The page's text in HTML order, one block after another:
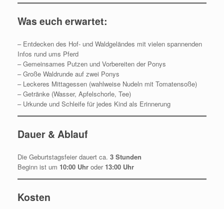
Was euch erwartet:
– Entdecken des Hof- und Waldgeländes mit vielen spannenden
Infos rund ums Pferd
– Gemeinsames Putzen und Vorbereiten der Ponys
– Große Waldrunde auf zwei Ponys
– Leckeres Mittagessen (wahlweise Nudeln mit Tomatensoße)
– Getränke (Wasser, Apfelschorle, Tee)
– Urkunde und Schleife für jedes Kind als Erinnerung
Dauer & Ablauf
Die Geburtstagsfeier dauert ca. 3 Stunden
Beginn ist um 10:00 Uhr oder 13:00 Uhr
Kosten